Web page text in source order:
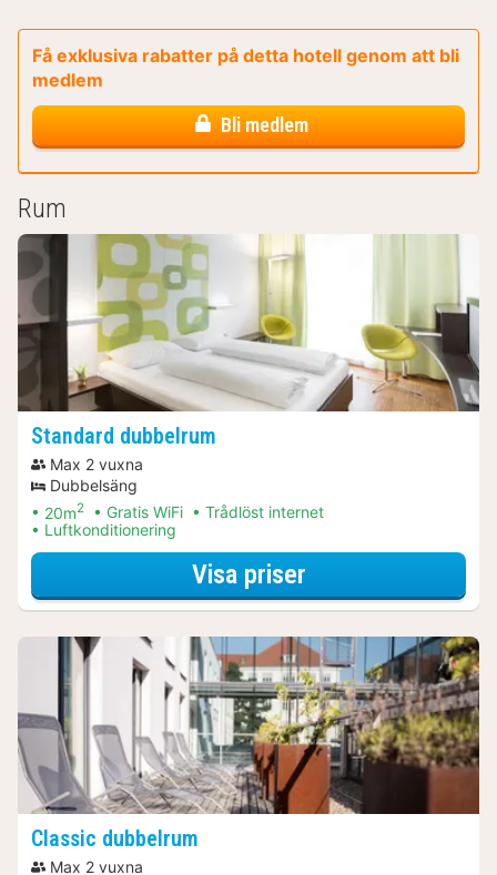
Få exklusiva rabatter på detta hotell genom att bli
medlem
Bli medlem
Rum
Standard dubbelrum
Max 2 vuxna
Dubbelsäng
20m2 Gratis WiFi
Trådlöst internet
Luftkonditionering
Visa priserför Standard
Classic dubbelrum
Max 2 vuxna